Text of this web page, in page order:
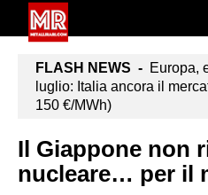
FLASH NEWS - Europa,
luglio: Italia ancora il
150 €/MWh)
Il Giappone non
nucleare… per il